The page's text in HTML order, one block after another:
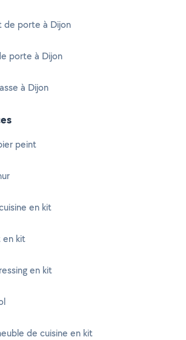
de porte à Dijon
porte à Dijon
à Dijon
peint
en kit
en kit
en kit
de cuisine en kit